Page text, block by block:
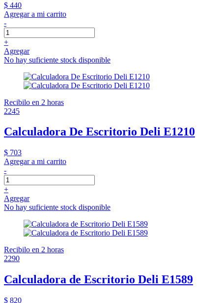
$ 440
Agregar a mi carrito
-
+
Agregar
No hay suficiente stock disponible
Recibilo en 2 horas
2245
Calculadora De Escritorio Deli E1210
$ 703
Agregar a mi carrito
-
+
Agregar
No hay suficiente stock disponible
Recibilo en 2 horas
2290
Calculadora de Escritorio Deli E1589
$ 820